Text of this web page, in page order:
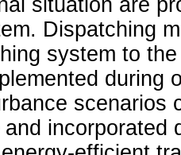
situation are
Dispatching
system to
during
scenarios
incorporated